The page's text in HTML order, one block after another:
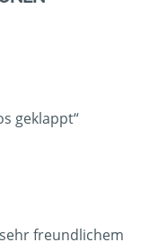
geklappt“
freundlichem